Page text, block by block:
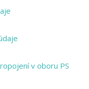
v oboru PS